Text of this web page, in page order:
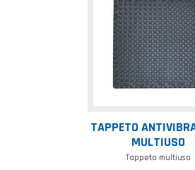
TAPPETO
MULTIUSO
Tappeto multiuso